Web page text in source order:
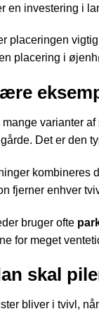
en investering i
placeringen
placering i
mange varianter
Det er den
fjerner enhver
bruger ofte
for meget
skal
bliver i tvivl,